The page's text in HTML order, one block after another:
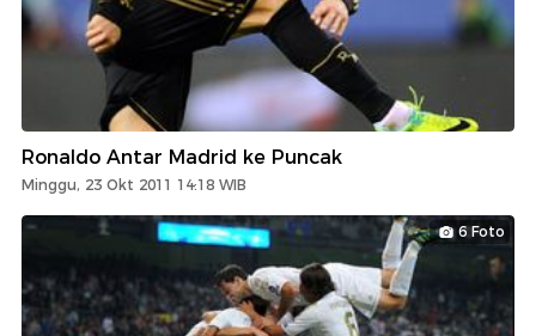
Ronaldo Antar Madrid ke Puncak
Minggu, 23 Okt 2011 14:18 WIB
6 Foto